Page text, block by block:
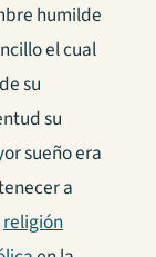
humilde
el cual
su
su
sueño era
a
religión